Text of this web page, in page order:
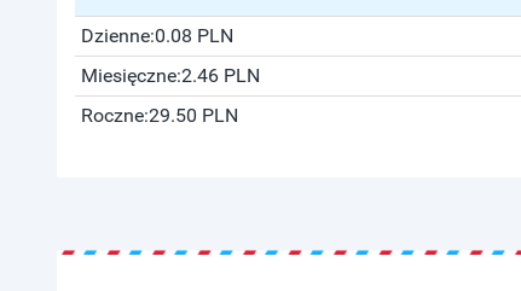
Dzienne:0.08 PLN
Miesięczne:2.46 PLN
Roczne:29.50 PLN